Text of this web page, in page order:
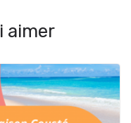
aimer